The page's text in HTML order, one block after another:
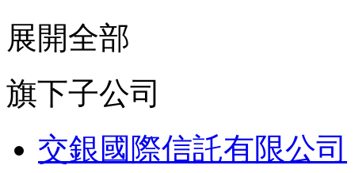
展開全部
旗下子公司
交銀國際信託有限公司